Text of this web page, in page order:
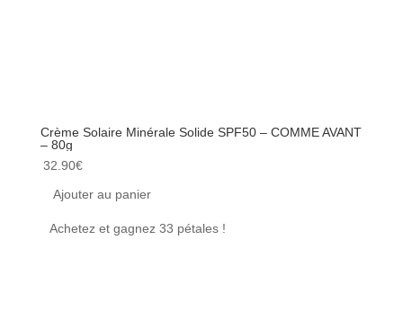
Crème Solaire Minérale Solide SPF50 – COMME AVANT
– 80g
32.90€
Ajouter au panier
Achetez et gagnez 33 pétales !